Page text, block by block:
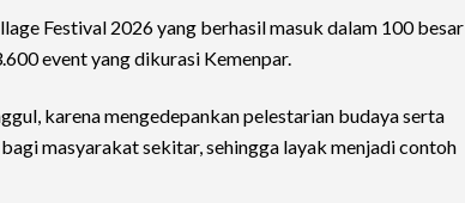
Festival 2026 yang berhasil masuk dalam 100 besar
event yang dikurasi Kemenpar.
karena mengedepankan pelestarian budaya serta
masyarakat sekitar, sehingga layak menjadi contoh